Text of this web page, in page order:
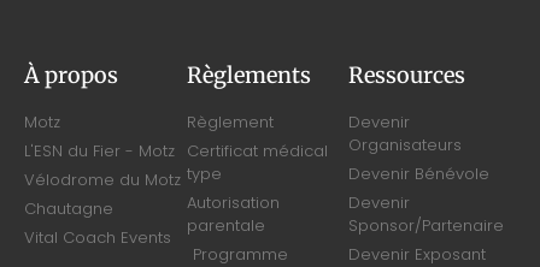
À propos
Motz
L'ESN du Fier - Motz
Vélodrome du Motz
Chautagne
Vital Coach Events
Règlements
Règlement
Certificat médical
type
Autorisation
parentale
Programme
Ressources
Devenir
Organisateurs
Devenir Bénévole
Devenir
Sponsor/Partenaire
Devenir Exposant